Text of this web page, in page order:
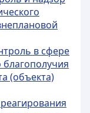
в сфере
(объекта)